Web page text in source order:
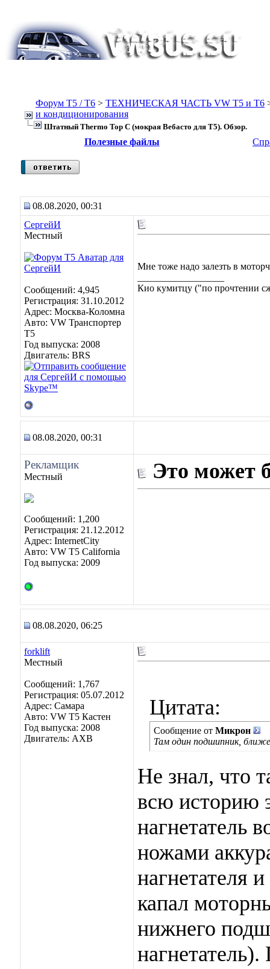
Форум Т5 / T6 > ТЕХНИЧЕСКАЯ ЧАСТЬ VW T5 и T6
и кондиционирования
Штатный Thermo Top C (мокрая Вебасто для Т5). Обзор.
Полезные файлы
08.08.2020, 00:31
СергейИ
Местный
Сообщений: 4,945
Регистрация: 31.10.2012
Адрес: Москва-Коломна
Авто: VW Транспортер
Т5
Год выпуска: 2008
Двигатель: BRS
Мне тоже надо залезть в
Кио кумитцу ("по прочтении
08.08.2020, 00:31
Рекламщик
Местный
Сообщений: 1,200
Регистрация: 21.12.2012
Адрес: InternetCity
Авто: VW T5 California
Год выпуска: 2009
Это может
08.08.2020, 06:25
forklift
Местный
Сообщений: 1,767
Регистрация: 05.07.2012
Адрес: Самара
Авто: VW Т5 Кастен
Год выпуска: 2008
Двигатель: АХВ
Цитата:
Сообщение от Микрон
Там один подшипник,
Не знал, что
всю историю
нагнетатель
ножами
нагнетателя
капал
нижнего